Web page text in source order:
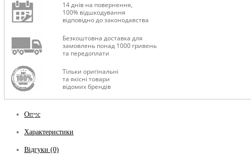
14 днів на повернення,
100% відшкодування
відповідно до законодавства
Безкоштовна доставка для
замовлень понад 1000 гривень
та передоплати
Тільки оригінальні
та якісні товари
відомих брендів
Опис
Характеристики
Відгуки (0)